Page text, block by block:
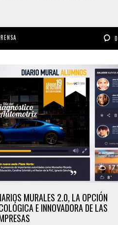
0
MURALES 2.0, LA OPCIÓN
E INNOVADORA DE LAS